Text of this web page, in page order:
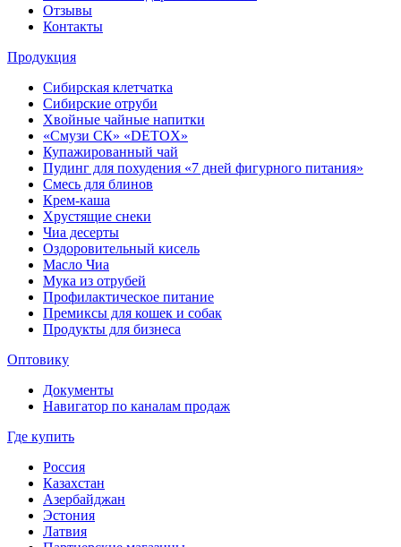
Отзывы
Контакты
Продукция
Сибирская клетчатка
Сибирские отруби
Хвойные чайные напитки
«Смузи СК» «DETOX»
Купажированный чай
Пудинг для похудения «7 дней фигурного питания»
Смесь для блинов
Крем-каша
Хрустящие снеки
Чиа десерты
Оздоровительный кисель
Масло Чиа
Мука из отрубей
Профилактическое питание
Премиксы для кошек и собак
Продукты для бизнеса
Оптовику
Документы
Навигатор по каналам продаж
Где купить
Россия
Казахстан
Азербайджан
Эстония
Латвия